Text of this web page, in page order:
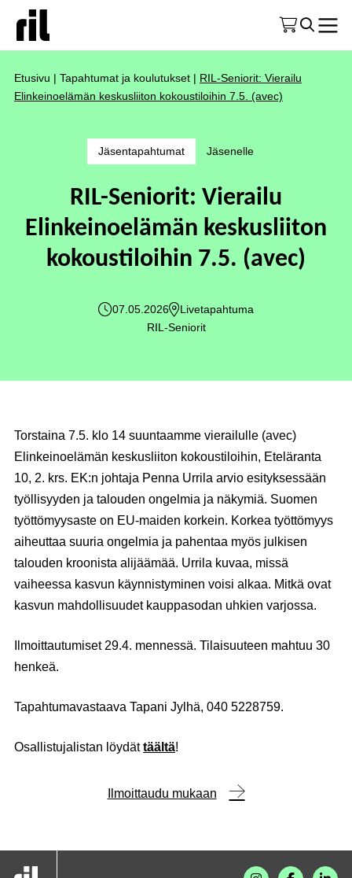
Etusivu | Tapahtumat ja koulutukset | RIL-Seniorit: Vierailu
Elinkeinoelämän keskusliiton kokoustiloihin 7.5. (avec)
Jäsentapahtumat Jäsenelle
RIL-Seniorit: Vierailu
Elinkeinoelämän keskusliiton
kokoustiloihin 7.5. (avec)
07.05.2026
Livetapahtuma
RIL-Seniorit
Torstaina 7.5. klo 14 suuntaamme vierailulle (avec)
Elinkeinoelämän keskusliiton kokoustiloihin, Eteläranta
10, 2. krs. EK:n johtaja Penna Urrila arvio esityksessään
työllisyyden ja talouden ongelmia ja näkymiä. Suomen
työttömyysaste on EU-maiden korkein. Korkea työttömyys
aiheuttaa suuria ongelmia ja pahentaa myös julkisen
talouden kroonista alijäämää. Urrila kuvaa, missä
vaiheessa kasvun käynnistyminen voisi alkaa. Mitkä ovat
kasvun mahdollisuudet kauppasodan uhkien varjossa.
Ilmoittautumiset 29.4. mennessä. Tilaisuuteen mahtuu 30
henkeä.
Tapahtumavastaava Tapani Jylhä, 040 5228759.
Osallistujalistan löydättäältä!
Ilmoittaudu mukaan